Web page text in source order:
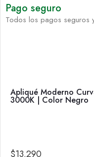
Pago seguro
Todos los pagos seguros
Apliqué Moderno
3000K | Color Negro
$13.290